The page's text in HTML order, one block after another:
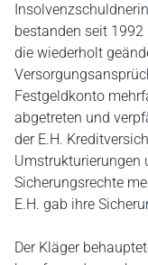
bestanden seit 1992
die wiederholt
Festgeldkonto
abgetreten und
der E.H.
Umstrukturierungen
Sicherungsrechte
E.H. gab ihre
Der Kläger